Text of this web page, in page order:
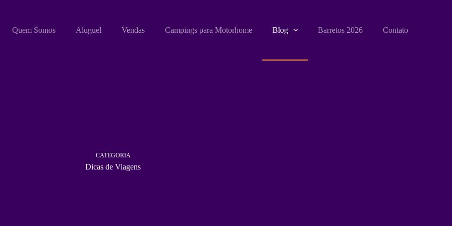
Quem Somos Aluguel Vendas Campings para Motorhome Blog Barretos 2026 Contato
CATEGORIA
Dicas de Viagens